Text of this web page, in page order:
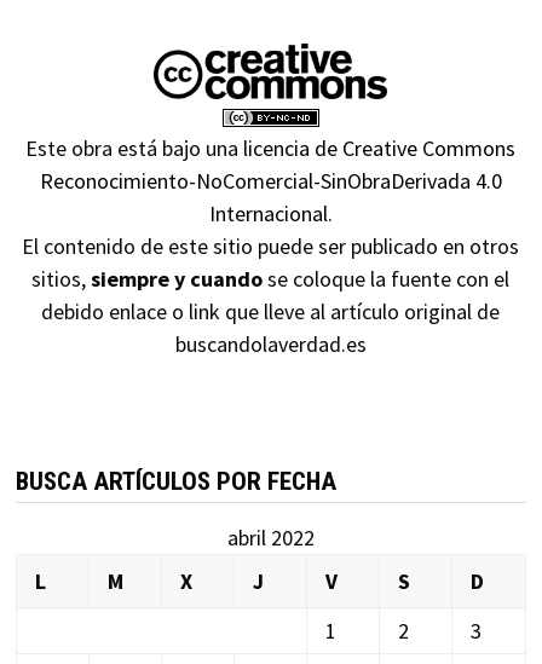
Este obra está bajo una licencia de Creative Commons
Reconocimiento-NoComercial-SinObraDerivada 4.0
Internacional.
El contenido de este sitio puede ser publicado en otros
sitios,siempre y cuandose coloque la fuente con el
debido enlace o link que lleve al artículo original de
buscandolaverdad.es
BUSCA ARTÍCULOS POR FECHA
abril 2022
L
M X J V S
D
1
2
3